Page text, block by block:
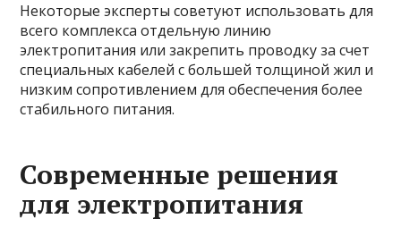
Некоторые эксперты советуют использовать для
всего комплекса отдельную линию
электропитания или закрепить проводку за счет
специальных кабелей с большей толщиной жил и
низким сопротивлением для обеспечения более
стабильного питания.
Современные решения
для электропитания